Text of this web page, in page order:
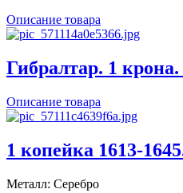
Описание товара
Гибралтар. 1
Описание товара
1 копейка 1613-
Металл: Серебро